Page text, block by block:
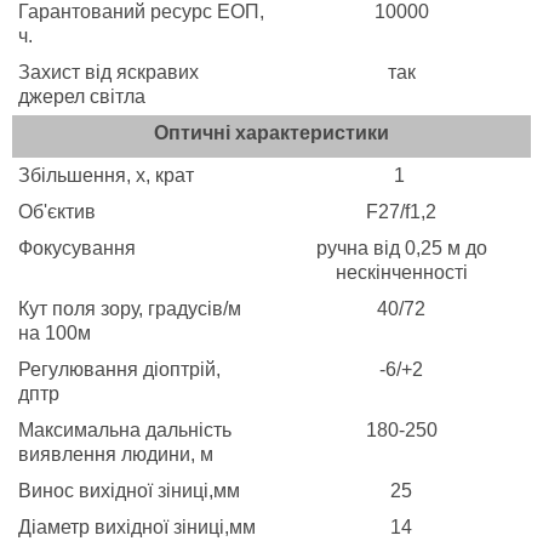
Гарантований ресурс ЕОП,
ч.
10000
Захист від яскравих
джерел світла
так
Оптичні характеристики
Збільшення, х, крат
1
Об'єктив
F27/f1,2
Фокусування
ручна від 0,25 м до
нескінченності
Кут поля зору, градусів/м
на 100м
40/72
Регулювання діоптрій,
дптр
-6/+2
Максимальна дальність
виявлення людини, м
180-250
Винос вихідної зіниці,мм
25
Діаметр вихідної зіниці,мм
14